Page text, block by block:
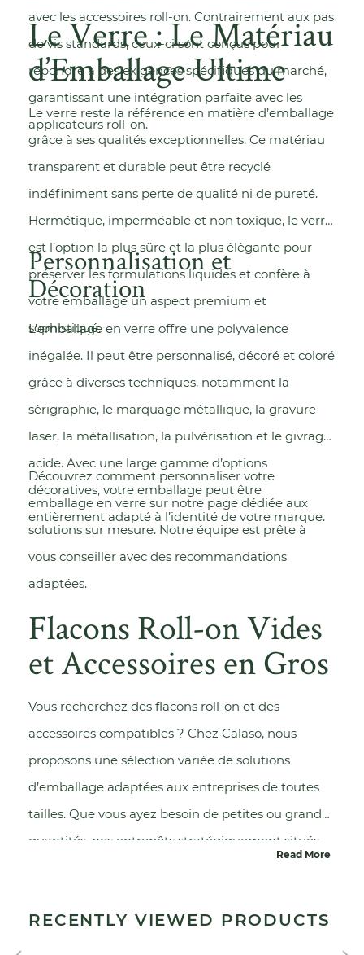
avec les accessoires roll-on. Contrairement aux pas
de vis standards, ceux-ci sont conçus pour
répondre à des exigences spécifiques du marché,
garantissant une intégration parfaite avec les
applicateurs roll-on.
Le Verre : Le Matériau
d’Emballage Ultime
Le verre reste la référence en matière d’emballage
grâce à ses qualités exceptionnelles. Ce matériau
transparent et durable peut être recyclé
indéfiniment sans perte de qualité ni de pureté.
Hermétique, imperméable et non toxique, le verre
est l’option la plus sûre et la plus élégante pour
préserver les formulations liquides et confère à
votre emballage un aspect premium et
sophistiqué.
Personnalisation et
Décoration
L’emballage en verre offre une polyvalence
inégalée. Il peut être personnalisé, décoré et coloré
grâce à diverses techniques, notamment la
sérigraphie, le marquage métallique, la gravure
laser, la métallisation, la pulvérisation et le givrage
acide. Avec une large gamme d’options
décoratives, votre emballage peut être
entièrement adapté à l’identité de votre marque.
Découvrez comment personnaliser votre
emballage en verre sur notre page dédiée aux
solutions sur mesure. Notre équipe est prête à
vous conseiller avec des recommandations
adaptées.
Flacons Roll-on Vides
et Accessoires en Gros
Vous recherchez des flacons roll-on et des
accessoires compatibles ? Chez Calaso, nous
proposons une sélection variée de solutions
d’emballage adaptées aux entreprises de toutes
tailles. Que vous ayez besoin de petites ou grandes
quantités, nos entrepôts stratégiquement situés
Read More
RECENTLY VIEWED PRODUCTS